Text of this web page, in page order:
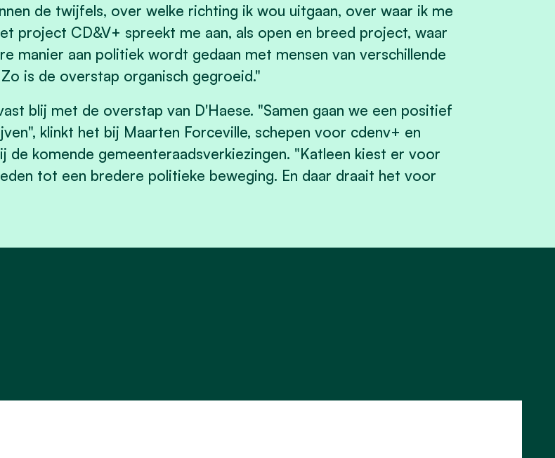
de twijfels, over welke richting ik wou uitgaan, over waar ik me
project CD&V+ spreekt me aan, als open en breed project, waar
manier aan politiek wordt gedaan met mensen van verschillende
is de overstap organisch gegroeid."
blij met de overstap van D'Haese. "Samen gaan we een positief
klinkt het bij Maarten Forceville, schepen voor cdenv+ en
de komende gemeenteraadsverkiezingen. "Katleen kiest er voor
tot een bredere politieke beweging. En daar draait het voor